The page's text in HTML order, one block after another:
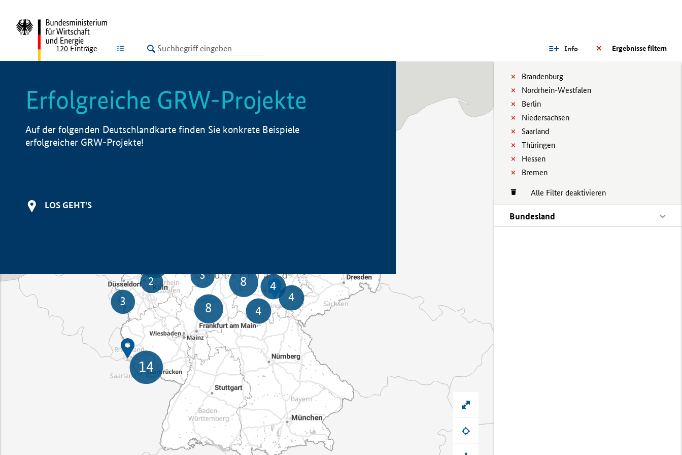
LISTE Ergebnisse filtern
Info
Brandenburg
Nordrhein-Westfalen
Berlin
Niedersachsen
Saarland
Thüringen
Hessen
Bremen
Alle Filter deaktivieren
Bundesland
120 Einträge
Erfolgreiche GRW-Projekte
Auf der folgenden Deutschlandkarte finden Sie konkrete Beispiele
erfolgreicher GRW-Projekte!
LOS GEHT'S